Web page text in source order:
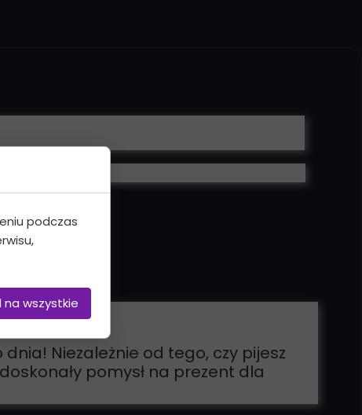
Niezależnie od tego, czy pijesz
pomysł na prezent dla
podczas
na wszystkie